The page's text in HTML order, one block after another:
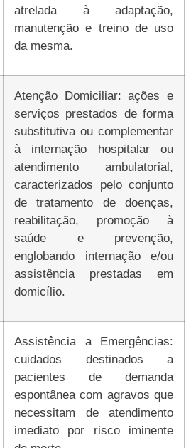
atrelada à adaptação,
manutenção e treino de uso
da mesma.
Atenção Domiciliar: ações e
serviços prestados de forma
substitutiva ou complementar
à internação hospitalar ou
atendimento ambulatorial,
caracterizados pelo conjunto
de tratamento de doenças,
reabilitação, promoção à
saúde e prevenção,
englobando internação e/ou
assistência prestadas em
domicílio.
Assistência a Emergências:
cuidados destinados a
pacientes de demanda
espontânea com agravos que
necessitam de atendimento
imediato por risco iminente